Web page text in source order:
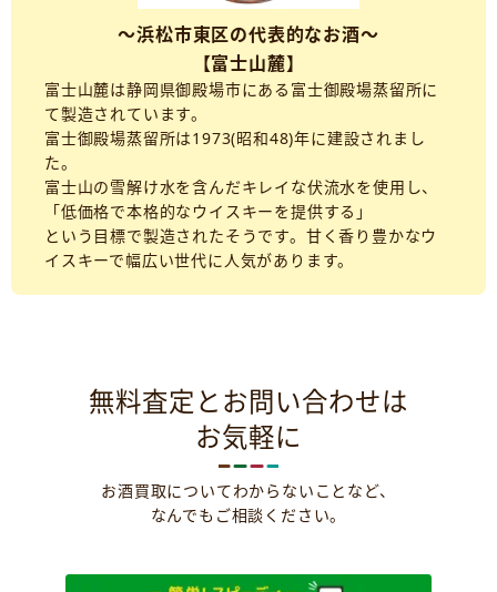
～浜松市東区の代表的なお酒～
【富士山麓】
富士山麓は静岡県御殿場市にある富士御殿場蒸留所に
て製造されています。
富士御殿場蒸留所は1973(昭和48)年に建設されまし
た。
富士山の雪解け水を含んだキレイな伏流水を使用し、
「低価格で本格的なウイスキーを提供する」
という目標で製造されたそうです。甘く香り豊かなウ
イスキーで幅広い世代に人気があります。
無料査定とお問い合わせは
お気軽に
お酒買取についてわからないことなど、
なんでもご相談ください。